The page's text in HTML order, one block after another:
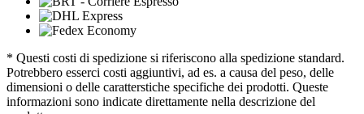
* Questi costi di spedizione si riferiscono alla spedizione standard.
Potrebbero esserci costi aggiuntivi, ad es. a causa del peso, delle
dimensioni o delle caratterstiche specifiche dei prodotti. Queste
informazioni sono indicate direttamente nella descrizione del